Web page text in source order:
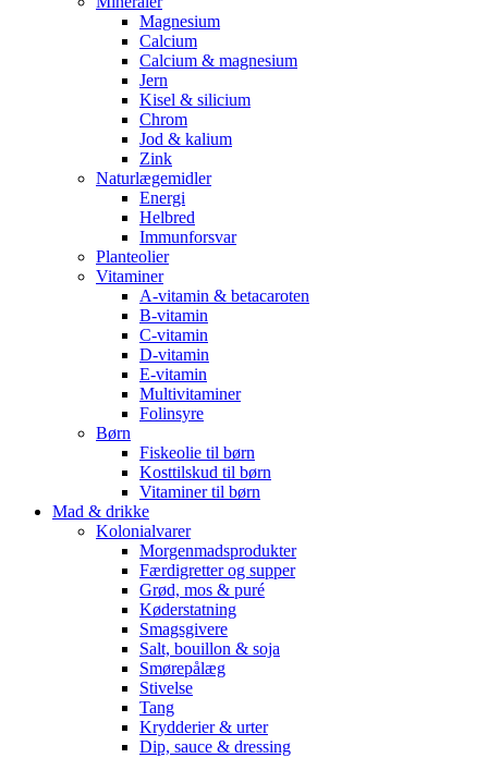
Magnesium
Calcium
Calcium & magnesium
Jern
Kisel & silicium
Chrom
Jod & kalium
Zink
Naturlægemidler
Energi
Helbred
Immunforsvar
Planteolier
Vitaminer
A-vitamin & betacaroten
B-vitamin
C-vitamin
D-vitamin
E-vitamin
Multivitaminer
Folinsyre
Børn
Fiskeolie til børn
Kosttilskud til børn
Vitaminer til børn
Mad & drikke
Kolonialvarer
Morgenmadsprodukter
Færdigretter og supper
Grød, mos & puré
Køderstatning
Smagsgivere
Salt, bouillon & soja
Smørepålæg
Stivelse
Tang
Krydderier & urter
Dip, sauce & dressing